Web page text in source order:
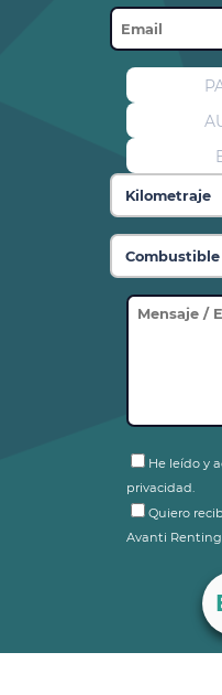
He leído y
privacidad.
Quiero
Avanti